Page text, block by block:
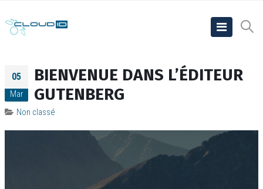
05
Mar
BIENVENUE DANS L’ÉDITEUR
GUTENBERG
Non classé